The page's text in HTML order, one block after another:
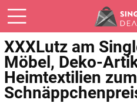
XXXLutz am
Möbel, Deko-
Heimtextilien zum